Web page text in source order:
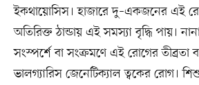
ইকথায়োসিস। হাজারে দু–একজনের এই
অতিরিক্ত ঠান্ডায় এই সমস্যা বৃদ্ধি পায়।
সংস্পর্শে বা সংক্রমণে এই রোগের তীব্রতা
ভালগ্যারিস জেনেটিক্যাল ত্বকের রোগ।